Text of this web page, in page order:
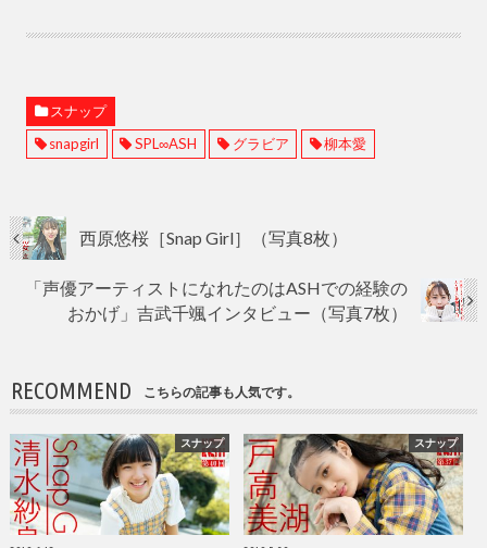
スナップ
snapgirl
SPL∞ASH グラビア 柳本愛
西原悠桜［Snap Girl］（写真8枚）
「声優アーティストになれたのはASHでの経験の
おかげ」吉武千颯インタビュー（写真7枚）
RECOMMEND こちらの記事も人気です。
スナップ スナップ